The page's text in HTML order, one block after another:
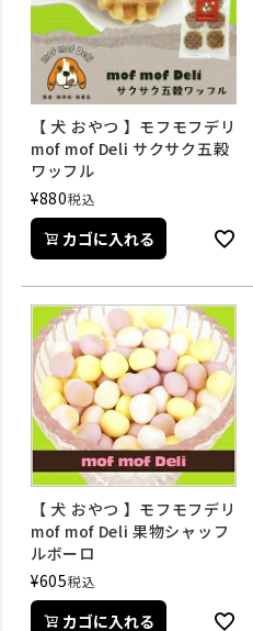
【 犬 おやつ 】モフモフデリ
mof mof Deli サクサク五穀
ワッフル
¥880税込
カゴに入れる
【 犬 おやつ 】モフモフデリ
mof mof Deli 果物シャッフ
ルボーロ
¥605税込
カゴに入れる